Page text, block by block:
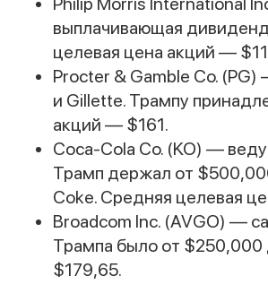
выплачивающая
целевая цена акций —
Procter & Gamble Co. (PG)
и Gillette. Трампу
акций — $161.
Coca-Cola Co. (KO) —
Трамп держал от
Coke. Средняя целевая
Broadcom Inc. (AVGO) —
Трампа было от
$179,65.